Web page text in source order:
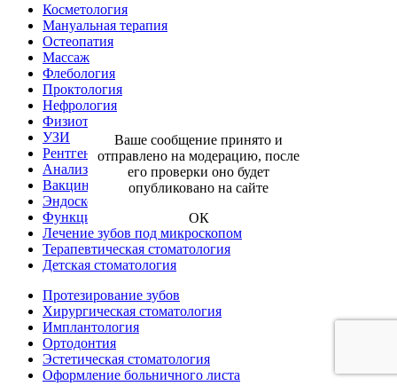
Косметология
Мануальная терапия
Остеопатия
Массаж
Флебология
Проктология
Нефрология
Физиотерапия
УЗИ
Рентген
Анализы
Вакцинация
Эндоскопия
Функциональная диагностика
Лечение зубов под микроскопом
Терапевтическая стоматология
Детская стоматология
Протезирование зубов
Хирургическая стоматология
Имплантология
Ортодонтия
Эстетическая стоматология
Оформление больничного листа
Ваше сообщение принято и
отправлено на модерацию, после
его проверки оно будет
опубликовано на сайте
ОК